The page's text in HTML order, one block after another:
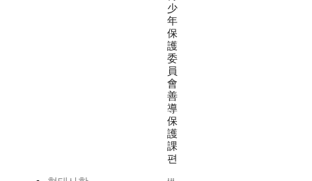
少
年
保
護
委
員
會
善
導
保
護
課
편